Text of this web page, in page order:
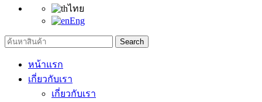
ไทย
Eng
Search
หน้าแรก
เกี่ยวกับเรา
เกี่ยวกับเรา